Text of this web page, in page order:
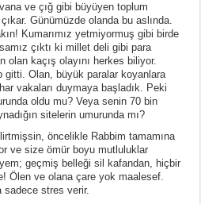
ve çığ gibi büyüyen toplum
Günümüzde olanda bu aslında.
Kumarımız yetmiyormuş gibi birde
çıktı ki millet deli gibi para
olan kaçış olayını herkes biliyor.
gitti. Olan, büyük paralar koyanlara
vakaları duymaya başladık. Peki
oldu mu? Veya senin 70 bin
sitelerin umurunda mı?
öncelikle Rabbim tamamına
ve size ömür boyu mutluluklar
geçmiş belleği sil kafandan, hiçbir
Ölen ve olana çare yok maalesef.
sadece stres verir.